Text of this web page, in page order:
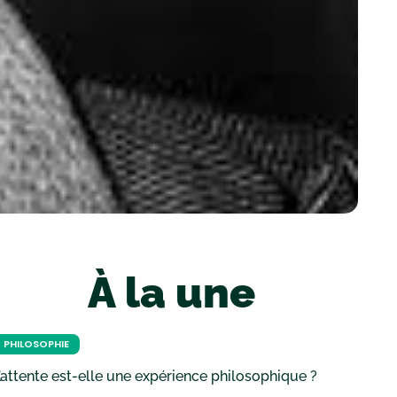
À la une
PHILOSOPHIE
est-elle une expérience philosophique ?